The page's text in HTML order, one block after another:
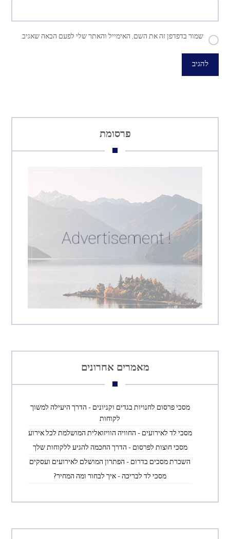
שמור בדפדפן זה את השם, האימייל והאתר שלי לפעם הבאה שאגיב.
להגיב
פרסומת
מאמרים אחרונים
מסכי פרסום לחנויות בגדים וקניונים – הדרך היעילה למשוך
לקוחות
מסכי לד לאירועים – החוויה הוויזואלית המושלמת לכל אירוע
מסכי חוצות לפרסום – הדרך החכמה להגיע ללקוחות שלך
השכרת מסכים בדרום – הפתרון המושלם לאירועים ועסקים
מסכי לד לבריכה – איך לבחור ומה המחיר?